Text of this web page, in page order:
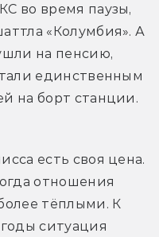
во время паузы,
«Колумбия». А
на пенсию,
единственным
на борт станции.
есть своя цена.
отношения
тёплыми. К
ситуация